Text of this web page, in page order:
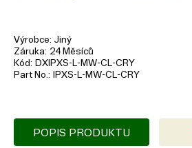
Výrobce Jiný
Záruka 24 Měsíců
Kód
DXIPXS-L-MW-CL-CRY
Part No.
IPXS-L-MW-CL-CRY
POPIS PRODUKTU